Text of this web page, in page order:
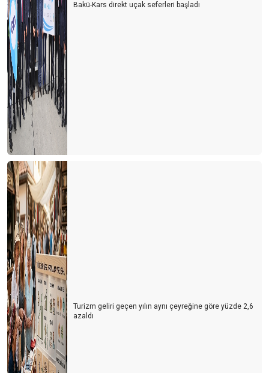
Bakü-Kars direkt uçak seferleri başladı
Turizm geliri geçen yılın aynı çeyreğine göre yüzde 2,6
azaldı